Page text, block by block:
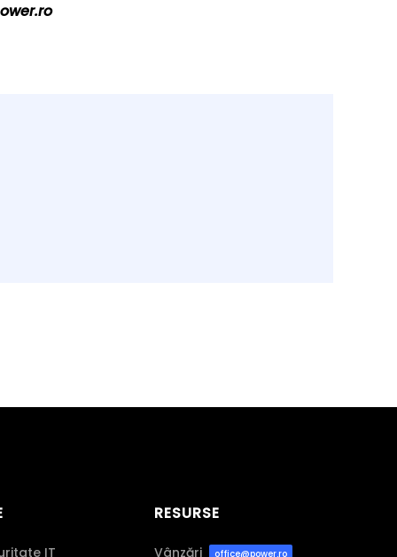
IT
RESURSE
Vânzări office@power.ro